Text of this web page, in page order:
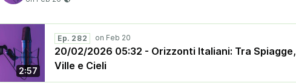
2:57
Ep. 282
20/02/2026 05:32 - Orizzonti Italiani: Tra Spiagge,
Ville e Cieli